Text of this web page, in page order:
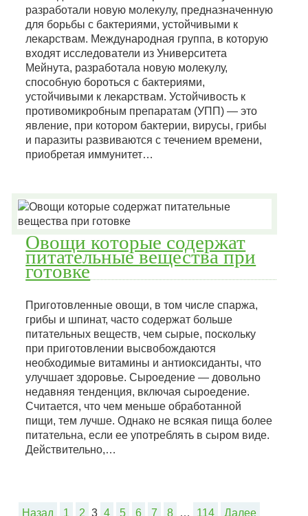
разработали новую молекулу, предназначенную
для борьбы с бактериями, устойчивыми к
лекарствам. Международная группа, в которую
входят исследователи из Университета
Мейнута, разработала новую молекулу,
способную бороться с бактериями,
устойчивыми к лекарствам. Устойчивость к
противомикробным препаратам (УПП) — это
явление, при котором бактерии, вирусы, грибы
и паразиты развиваются с течением времени,
приобретая иммунитет…
Овощи которые содержат
питательные вещества при
готовке
Приготовленные овощи, в том числе спаржа,
грибы и шпинат, часто содержат больше
питательных веществ, чем сырые, поскольку
при приготовлении высвобождаются
необходимые витамины и антиоксиданты, что
улучшает здоровье. Сыроедение — довольно
недавняя тенденция, включая сыроедение.
Считается, что чем меньше обработанной
пищи, тем лучше. Однако не всякая пища более
питательна, если ее употреблять в сыром виде.
Действительно,…
Назад 1 2 3 4 5 6 7 8 … 114 Далее